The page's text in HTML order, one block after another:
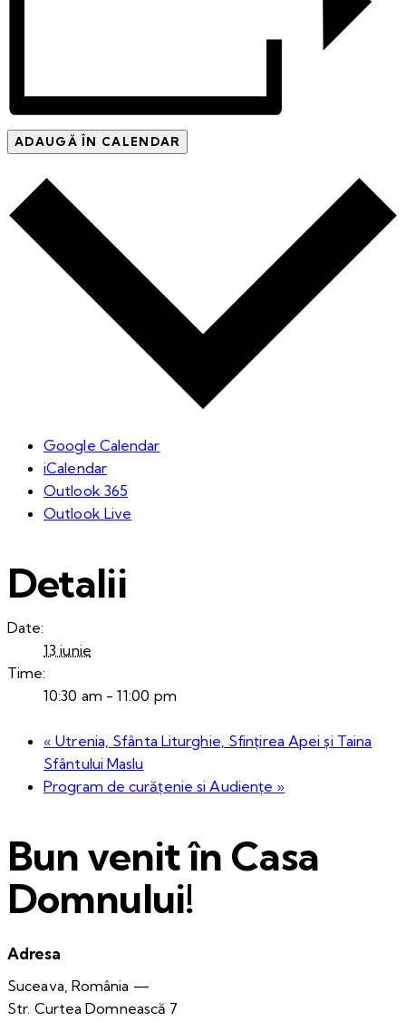
ADAUGĂ ÎN CALENDAR
Google Calendar
iCalendar
Outlook 365
Outlook Live
Detalii
Date:
13 iunie
Time:
10:30 am - 11:00 pm
« Utrenia, Sfânta Liturghie, Sfințirea Apei și Taina
Sfântului Maslu
Program de curățenie si Audiențe »
Bun venit în Casa
Domnului!
Adresa
Suceava, România —
Str. Curtea Domnească 7